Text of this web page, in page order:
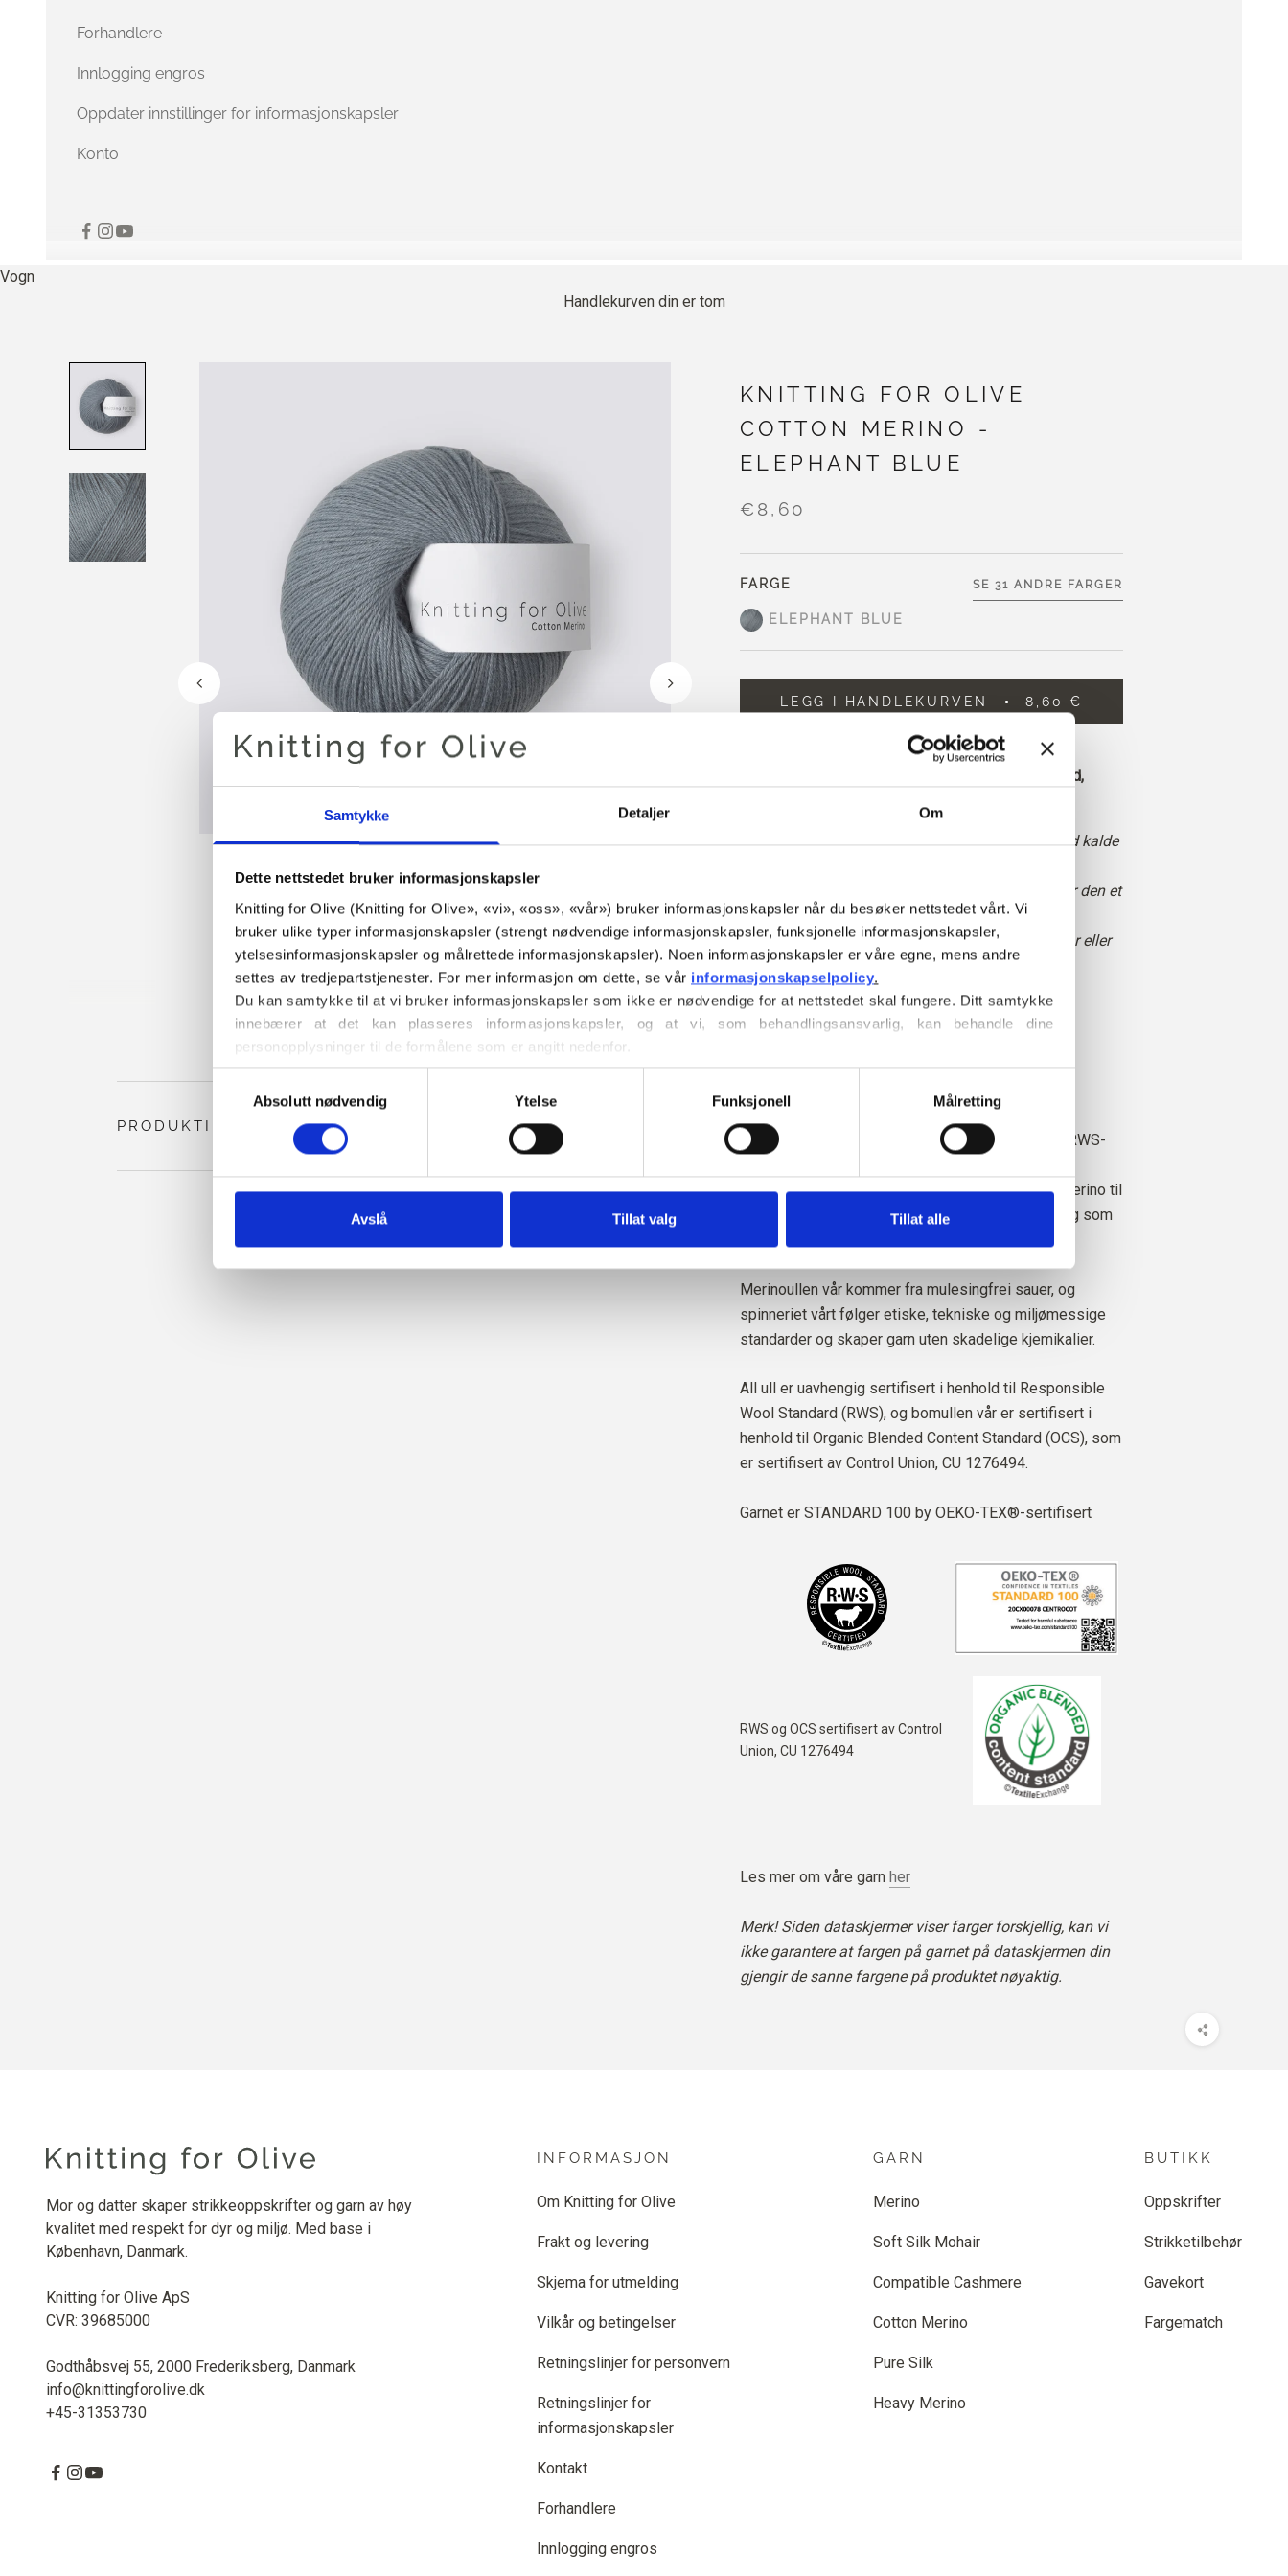
Samtykke Detaljer Om
Dette nettstedet bruker informasjonskapsler
Knitting for Olive (Knitting for Olive», «vi», «oss», «vår») bruker informasjonskapsler når du besøker nettstedet vårt. Vi
bruker ulike typer informasjonskapsler (strengt nødvendige informasjonskapsler, funksjonelle informasjonskapsler,
ytelsesinformasjonskapsler og målrettede informasjonskapsler). Noen informasjonskapsler er våre egne, mens andre
settes av tredjepartstjenester. For mer informasjon om dette, se vår informasjonskapselpolicy.
Du kan samtykke til at vi bruker informasjonskapsler som ikke er nødvendige for at nettstedet skal fungere. Ditt samtykke
innebærer at det kan plasseres informasjonskapsler, og at vi, som behandlingsansvarlig, kan behandle dine
personopplysninger til de formålene som er angitt nedenfor.
Du kan når som helst endre eller trekke tilbake ditt samtykke via vår retningslinjer for informasjonskapsler, hvor du
også finner informasjon om hvordan du blokkerer og sletter informasjonskapsler.
Valg
Absolutt nødvendig Ytelse Funksjonell Målretting
Avslå Tillat valg Tillat alle
Forhandlere
Innlogging engros
Oppdater innstillinger for informasjonskapsler
Konto
Vogn
Handlekurven din er tom
KNITTING FOR OLIVE
COTTON MERINO -
ELEPHANT BLUE
€8,60
FARGE
ELEPHANT BLUE
SE 31 ANDRE FARGER
LEGG I HANDLEKURVEN 8,60 €
mer og få gratis frakt innen EU!
Bestillinger som legges inn før kl. 13.00 norsk tid,
Elephant Blue en dempet, mellomlys blåfarge med kalde
Den har en tydelig gråaktig fargetone, noe som gir den et
rolig og diskret utseende.
Lyden virker balansert og raffinert, snarere enn klar eller
levende.
Hue
: Kult
Også fint for: Lys sommer
Knitting for Olive Cotton Merino er en myk og lett
blanding av 70 % OCS-sertifisert bomull og
30 % RWS-
spenstighet og elastisitet, noe som gjør Cotton Merino til
et herlig bomullsgarn som kan brukes året rundt og som
er perfekt til hverdagsplagg.
Merinoullen vår kommer fra mulesingfrei sauer, og
spinneriet vårt følger etiske, tekniske og miljømessige
standarder og skaper garn uten skadelige kjemikalier.
All ull er uavhengig sertifisert i henhold til Responsible
Wool Standard (RWS), og bomullen vår er sertifisert i
henhold til Organic Blended Content Standard (OCS), som
er sertifisert av Control Union, CU 1276494.
Garnet er STANDARD 100 by OEKO-TEX®-sertifisert
RWS og OCS sertifisert av Control
Union, CU 1276494
Les mer om våre garn her
Merk! Siden dataskjermer viser farger forskjellig, kan vi
ikke garantere at fargen på garnet på dataskjermen din
gjengir de sanne fargene på produktet nøyaktig.
PRODUKTINFORMASJON
Mor og datter skaper strikkeoppskrifter og garn av høy
kvalitet med respekt for dyr og miljø. Med base i
København, Danmark.
Knitting for Olive ApS
CVR: 39685000
Godthåbsvej 55, 2000 Frederiksberg, Danmark
info@knittingforolive.dk
+45-31353730
INFORMASJON
Om Knitting for Olive
Frakt og levering
Skjema for utmelding
Vilkår og betingelser
Retningslinjer for personvern
Retningslinjer for
informasjonskapsler
Kontakt
Forhandlere
Innlogging engros
GARN
Merino
Soft Silk Mohair
Compatible Cashmere
Cotton Merino
Pure Silk
Heavy Merino
BUTIKK
Oppskrifter
Strikketilbehør
Gavekort
Fargematch